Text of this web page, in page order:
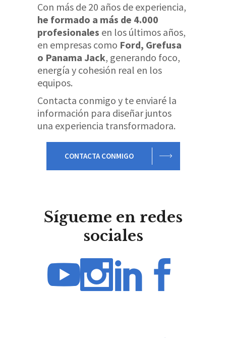
Con más de 20 años de experiencia,
he formado a más de 4.000
profesionales en los últimos años,
en empresas como Ford, Grefusa
o Panama Jack, generando foco,
energía y cohesión real en los
equipos.
Contacta conmigo y te enviaré la
información para diseñar juntos
una experiencia transformadora.
CONTACTA CONMIGO
Sígueme en redes
sociales